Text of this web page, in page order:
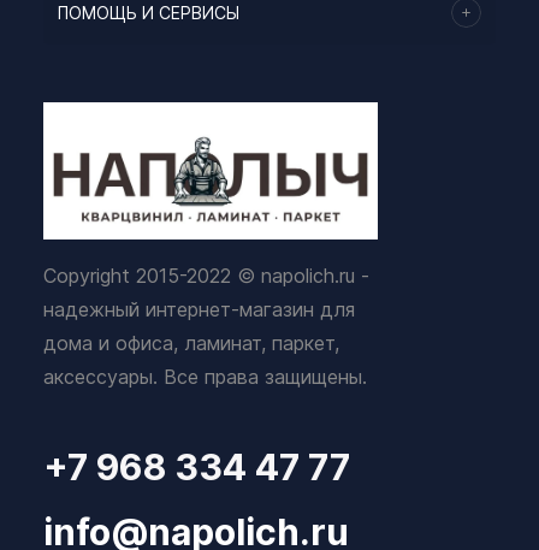
ПОМОЩЬ И СЕРВИСЫ
Copyright 2015-2022 © napolich.ru -
надежный интернет-магазин для
дома и офиса, ламинат, паркет,
аксессуары. Все права защищены.
+7 968 334 47 77
info@napolich.ru